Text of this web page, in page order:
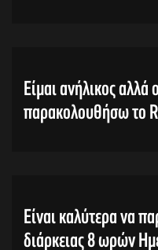
Είμαι ανήλικος
παρακολουθήσω το
Είναι καλύτερα να
διάρκειας 8 ωρών